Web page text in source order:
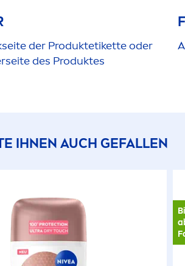
der Produktetikette oder
des Produktes
IHNEN AUCH GEFALLEN